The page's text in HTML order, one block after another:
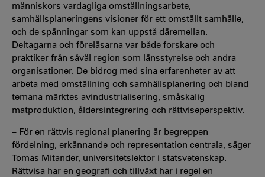
människors vardagliga omställningsarbete,
samhällsplaneringens visioner för ett omställt samhälle,
och de spänningar som kan uppstå däremellan.
Deltagarna och föreläsarna var både forskare och
praktiker från såväl region som länsstyrelse och andra
organisationer. De bidrog med sina erfarenheter av att
arbeta med omställning och samhällsplanering och bland
temana märktes avindustrialisering, småskalig
matproduktion, åldersintegrering och rättviseperspektiv.
– För en rättvis regional planering är begreppen
fördelning, erkännande och representation centrala, säger
Tomas Mitander, universitetslektor i statsvetenskap.
Rättvisa har en geografi och tillväxt har i regel en